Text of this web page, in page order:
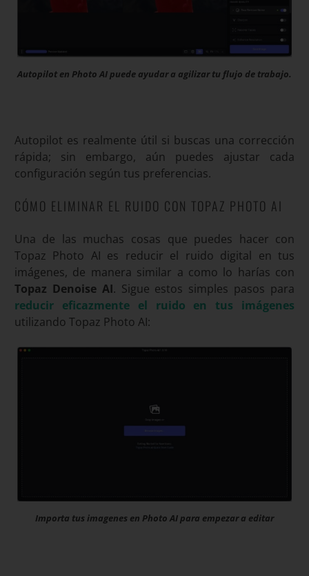
Autopilot en Photo AI puede ayudar a agilizar tu flujo de trabajo.
Autopilot es realmente útil si buscas una corrección
rápida; sin embargo, aún puedes ajustar cada
configuración según tus preferencias.
CÓMO ELIMINAR EL RUIDO CON TOPAZ PHOTO AI
Una de las muchas cosas que puedes hacer con
Topaz Photo AI es reducir el ruido digital en tus
imágenes, de manera similar a como lo harías con
Topaz Denoise AI. Sigue estos simples pasos para
reducir eficazmente el ruido en tus imágenes
utilizando Topaz Photo AI:
Importa tus imagenes en Photo AI para empezar a editar